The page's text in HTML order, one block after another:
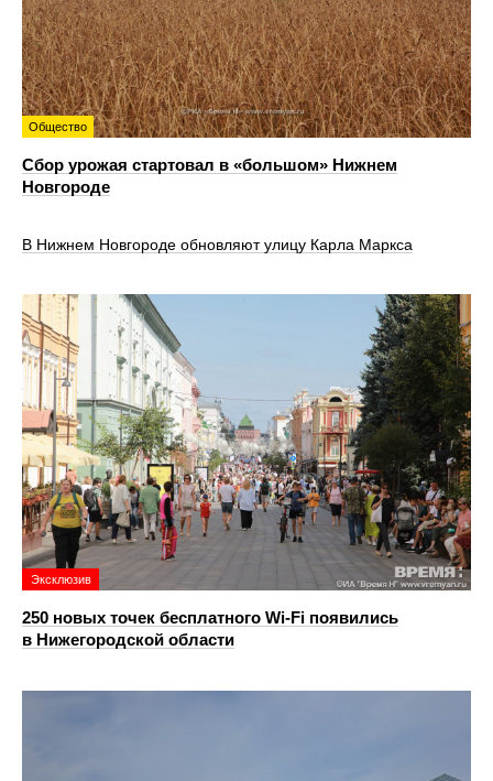
Общество
Сбор урожая стартовал в «большом» Нижнем
Новгороде
В Нижнем Новгороде обновляют улицу Карла Маркса
Эксклюзив
250 новых точек бесплатного Wi-Fi появились
в Нижегородской области